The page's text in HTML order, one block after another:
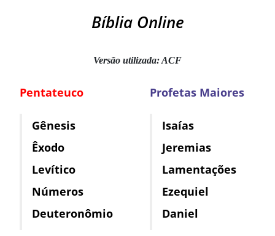
Bíblia Online
Versão utilizada: ACF
Pentateuco
Gênesis
Êxodo
Levítico
Números
Deuteronômio
Profetas Maiores
Isaías
Jeremias
Lamentações
Ezequiel
Daniel